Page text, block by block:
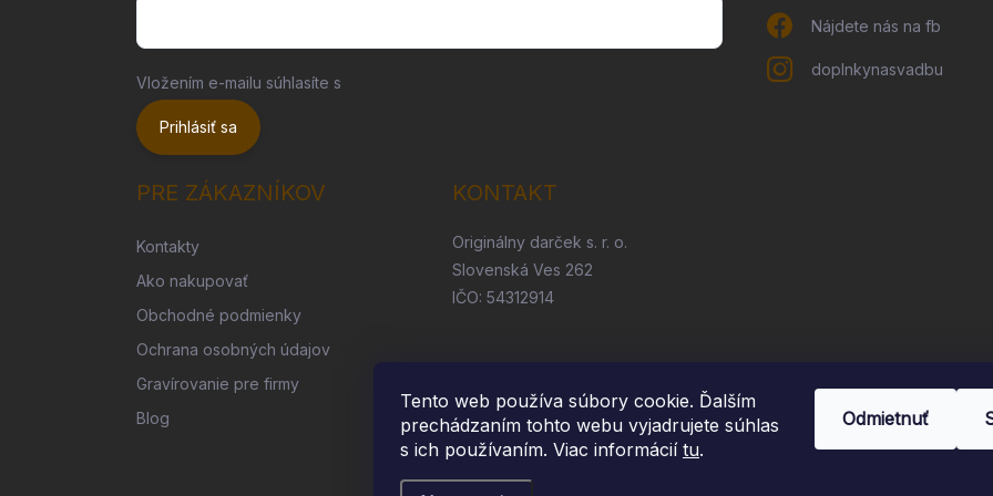
Tento web používa súbory cookie. Ďalším
prechádzaním tohto webu vyjadrujete súhlas
s ich používaním. Viac informácií tu.
Odmietnuť
Vložením e-mailu súhlasíte s
Prihlásiť sa
Nájdete nás na fb
doplnkynasvadbu
PRE ZÁKAZNÍKOV
Kontakty
Ako nakupovať
Obchodné podmienky
Ochrana osobných údajov
Gravírovanie pre firmy
Blog
KONTAKT
Originálny darček s. r. o.
Slovenská Ves 262
IČO: 54312914